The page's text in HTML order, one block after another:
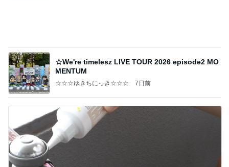
☆We're timelesz LIVE TOUR 2026 episode2 MO
MENTUM
☆☆☆ゆきちにっき☆☆☆ 7日前